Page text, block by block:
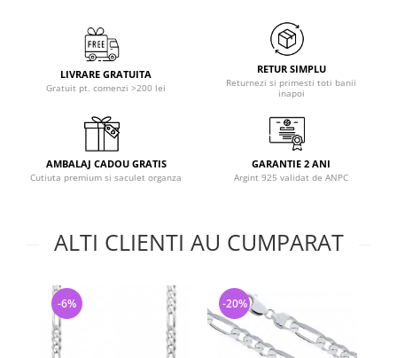
LIVRARE GRATUITA
Gratuit pt. comenzi >200 lei
RETUR SIMPLU
Returnezi si primesti toti banii
inapoi
AMBALAJ CADOU GRATIS
Cutiuta premium si saculet organza
GARANTIE 2 ANI
Argint 925 validat de ANPC
ALTI CLIENTI AU CUMPARAT
-6% -20%